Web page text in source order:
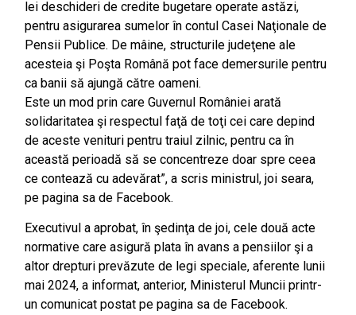
lei deschideri de credite bugetare operate astăzi,
pentru asigurarea sumelor în contul Casei Naţionale de
Pensii Publice. De mâine, structurile judeţene ale
acesteia şi Poşta Română pot face demersurile pentru
ca banii să ajungă către oameni.
Este un mod prin care Guvernul României arată
solidaritatea şi respectul faţă de toţi cei care depind
de aceste venituri pentru traiul zilnic, pentru ca în
această perioadă să se concentreze doar spre ceea
ce contează cu adevărat”, a scris ministrul, joi seara,
pe pagina sa de Facebook.
Executivul a aprobat, în şedinţa de joi, cele două acte
normative care asigură plata în avans a pensiilor şi a
altor drepturi prevăzute de legi speciale, aferente lunii
mai 2024, a informat, anterior, Ministerul Muncii printr-
un comunicat postat pe pagina sa de Facebook.